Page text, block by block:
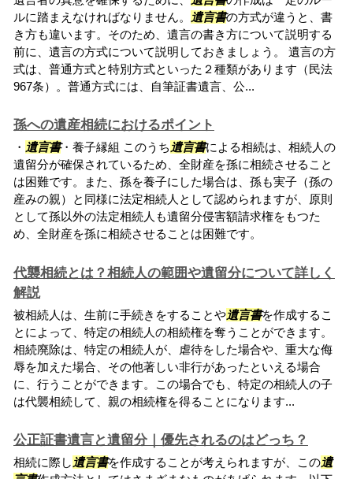
ルに踏まえなければなりません。
遺言書の方式が違うと、書
き方も違います。そのため、遺言の書き方について説明する
前に、遺言の方式について説明しておきましょう。 遺言の方
式は、普通方式と特別方式といった２種類があります（民法
967条）。普通方式には、自筆証書遺言、公...
孫への遺産相続におけるポイント
・ 遺言書・養子縁組 このうち 遺言書による相続は、相続人の
遺留分が確保されているため、全財産を孫に相続させること
は困難です。また、孫を養子にした場合は、孫も実子（孫の
産みの親）と同様に法定相続人として認められますが、原則
として孫以外の法定相続人も遺留分侵害額請求権をもつた
め、全財産を孫に相続させることは困難です。
代襲相続とは？相続人の範囲や遺留分について詳しく
解説
被相続人は、生前に手続きをすることや遺言書を作成するこ
とによって、特定の相続人の相続権を奪うことができます。
相続廃除は、特定の相続人が、虐待をした場合や、重大な侮
辱を加えた場合、その他著しい非行があったといえる場合
に、行うことができます。この場合でも、特定の相続人の子
は代襲相続して、親の相続権を得ることになります...
公正証書遺言と遺留分｜優先されるのはどっち？
相続に際し 遺言書を作成することが考えられますが、この遺